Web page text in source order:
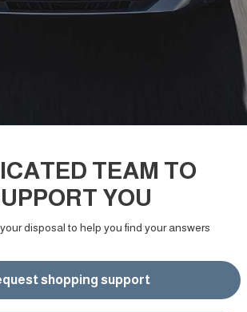
TEAM TO
YOU
disposal to help you find your answers.
shopping support